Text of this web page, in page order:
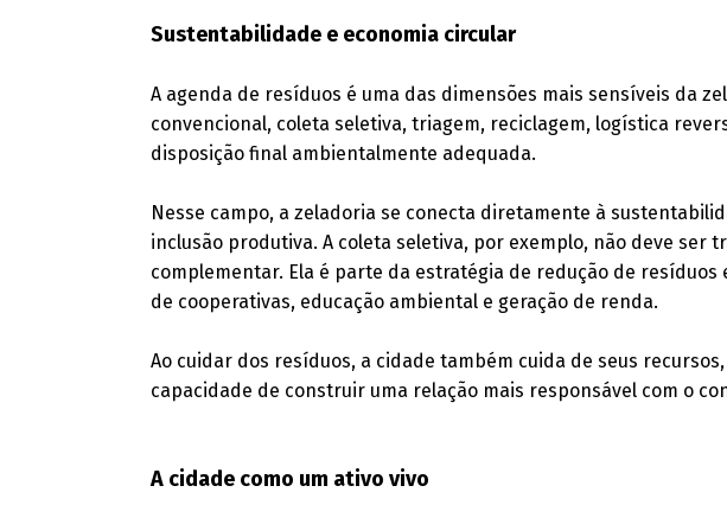
Sustentabilidade e economia circular
A agenda de resíduos é uma das dimensões mais sensíveis da
convencional, coleta seletiva, triagem, reciclagem, logística
disposição final ambientalmente adequada.
Nesse campo, a zeladoria se conecta diretamente à
inclusão produtiva. A coleta seletiva, por exemplo, não deve ser
complementar. Ela é parte da estratégia de redução de
de cooperativas, educação ambiental e geração de renda.
Ao cuidar dos resíduos, a cidade também cuida de seus
capacidade de construir uma relação mais responsável com o
A cidade como um ativo vivo